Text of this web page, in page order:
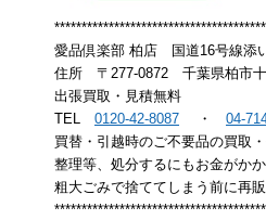
愛品倶楽部 柏店 国道16号線添
住所 〒277-0872 千葉県柏市十
出張買取・見積無料
TEL 0120-42-8087 ・ 04-
買替・引越時のご不要品の買取
整理等、処分するにもお金がかか
粗大ごみで捨ててしまう前に再